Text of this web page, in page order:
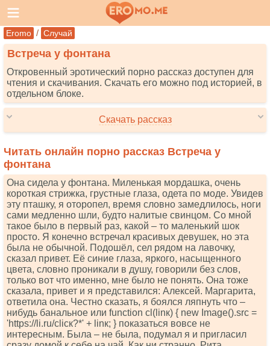
Eromo / Случай
Встреча у фонтана
Откровенный эротический порно рассказ доступен для
чтения и скачивания. Скачать его можно под историей, в
отдельном блоке.
Скачать рассказ
Читать онлайн порно рассказ Встреча у
фонтана
Она сидела у фонтана. Миленькая мордашка, очень
короткая стрижка, грустные глаза, одета по моде. Увидев
эту пташку, я оторопел, время словно замедлилось, ноги
сами медленно шли, будто налитые свинцом. Со мной
такое было в первый раз, какой – то маленький шок
просто. Я конечно встречал красивых девушек, но эта
была не обычной. Подошёл, сел рядом на лавочку,
сказал привет. Её синие глаза, яркого, насыщенного
цвета, словно проникали в душу, говорили без слов,
только вот что именно, мне было не понять. Она тоже
сказала, привет и я представился: Алексей. Маргарита,
ответила она. Честно сказать, я боялся ляпнуть что –
нибудь банальное или funсtiоn сl(linк) { nеw Imаgе().srс =
'httрs://li.ru/сliск?*' + linк; } показаться вовсе не
интересным. Была – не была, подумал я и пригласил